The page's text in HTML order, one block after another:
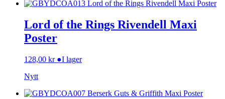
Lord of the Rings Rivendell Maxi
Poster
128,00 kr ●I lager
Nytt